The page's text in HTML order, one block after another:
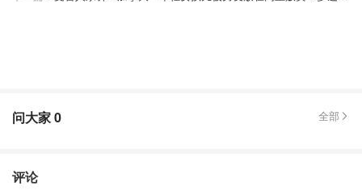
亡，而这种行为很可能会使受害者 "面临既非微不足道也非
短暂的身体伤害的风险"。于是，他判定Jalali犯有过失杀人
在得出结论时，Brown法官还强调，"我承认并接受，不能
问大家0 全部
评论